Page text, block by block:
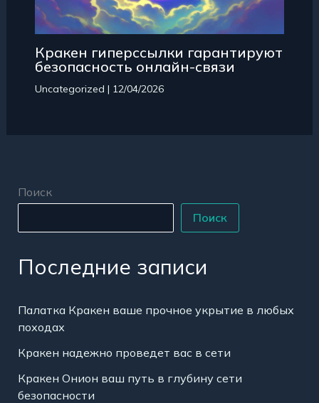
Кракен гиперссылки гарантируют
безопасность онлайн-связи
Uncategorized | 12/04/2026
Поиск
Поиск
Последние записи
Палатка Кракен ваше прочное укрытие в любых
походах
Кракен надежно проведет вас в сети
Кракен Онион ваш путь в глубину сети
безопасности